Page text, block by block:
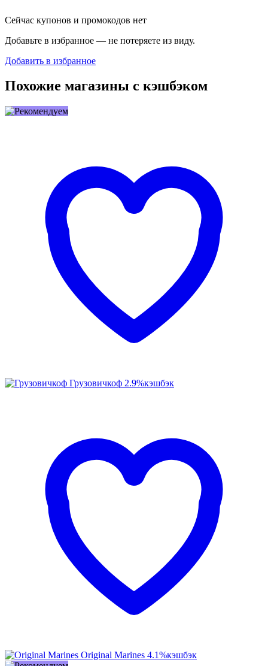
Сейчас купонов и промокодов нет
Добавьте в избранное — не потеряете из виду.
Добавить в избранное
Похожие магазины с кэшбэком
Грузовичкоф 2.9%кэшбэк
Original Marines 4.1%кэшбэк